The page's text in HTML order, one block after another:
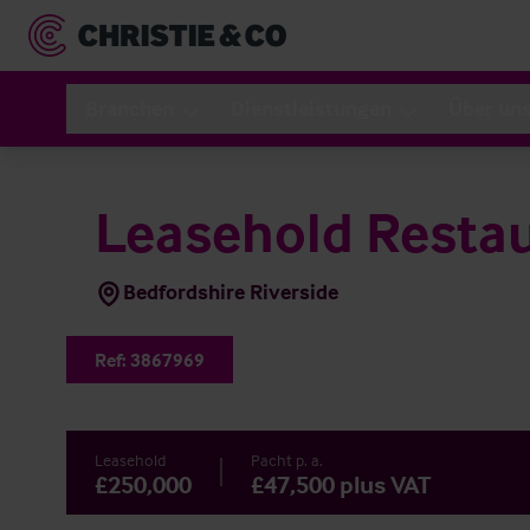
Leasehold
Bedfordshire Riverside
Ref: 3867969
Leasehold
£250,000
Pacht p. a.
£47,500 plus VAT